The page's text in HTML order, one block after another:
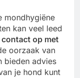
mondhygiëne
kan veel leed
op met
oorzaak van
bieden advies
je hond kunt